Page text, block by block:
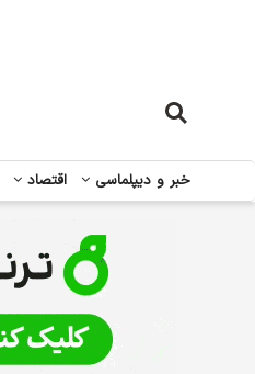
خبر و دیپلماسی اقتصاد